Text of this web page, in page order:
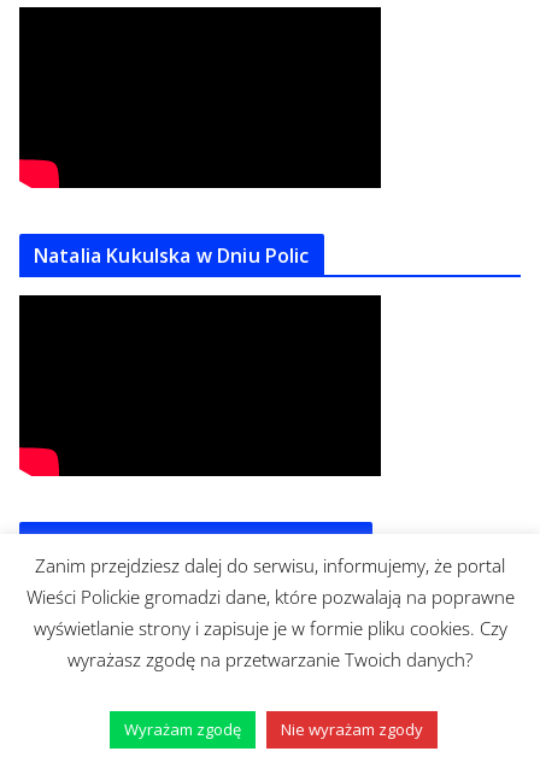
Natalia Kukulska w Dniu Polic
Zanim przejdziesz dalej do serwisu, informujemy, że portal
Wieści Polickie gromadzi dane, które pozwalają na poprawne
wyświetlanie strony i zapisuje je w formie pliku cookies. Czy
wyrażasz zgodę na przetwarzanie Twoich danych?
Wyrażam zgodę Nie wyrażam zgody